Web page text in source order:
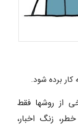
کار برده شود.
از روش­ها فقط
زنگ اخبار،